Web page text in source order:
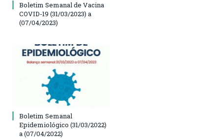
Boletim Semanal de Vacina
COVID-19 (31/03/2023) a
(07/04/2023)
Boletim Semanal
Epidemiológico (31/03/2022)
a (07/04/2022)